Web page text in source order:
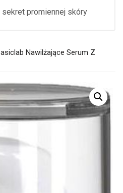
promiennej skóry
Nawilżające Serum Z